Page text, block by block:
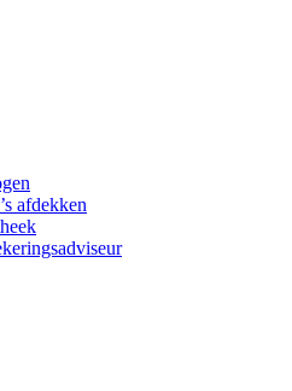
afdekken